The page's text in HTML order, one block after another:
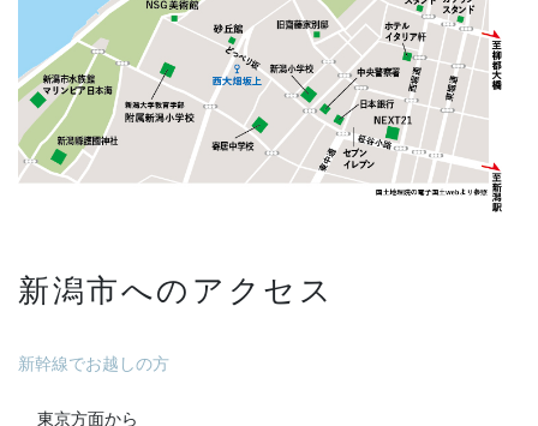
新潟市へのアクセス
新幹線でお越しの方
東京方面から